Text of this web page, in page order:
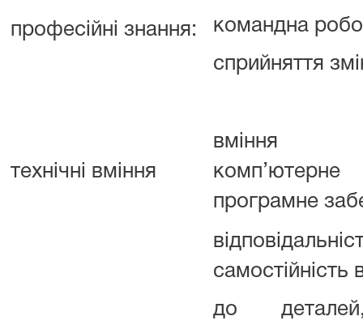
професійні знання:
командна
сприйняття
технічні вміння
вміння
програмне
самостійність
до деталей,